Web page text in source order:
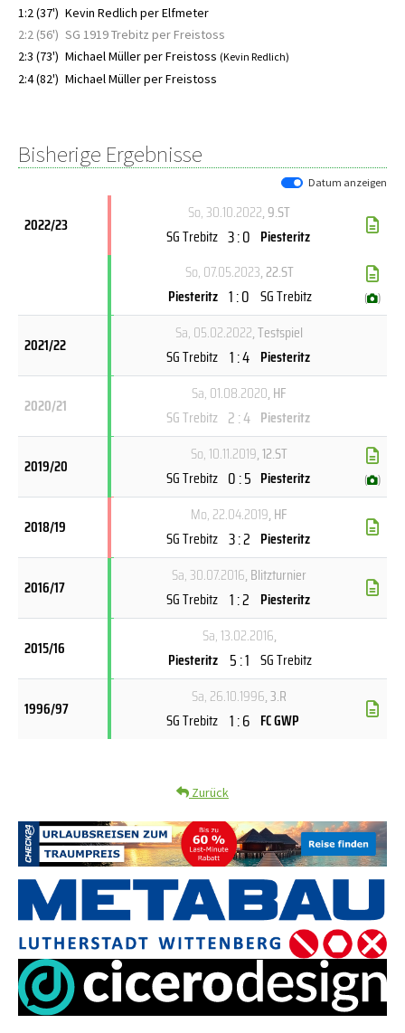
1:2 (37') Kevin Redlich per Elfmeter
2:2 (56') SG 1919 Trebitz per Freistoss
2:3 (73') Michael Müller per Freistoss (Kevin Redlich)
2:4 (82') Michael Müller per Freistoss
Bisherige Ergebnisse
Datum anzeigen
2022/23
So, 30.10.2022, 9.ST
SG Trebitz 3 : 0 Piesteritz
So, 07.05.2023, 22.ST
Piesteritz 1 : 0 SG Trebitz ( )
2021/22
Sa, 05.02.2022, Testspiel
SG Trebitz 1 : 4 Piesteritz
2020/21
Sa, 01.08.2020, HF
SG Trebitz 2 : 4 Piesteritz
2019/20
So, 10.11.2019, 12.ST
SG Trebitz 0 : 5 Piesteritz ( )
2018/19
Mo, 22.04.2019, HF
SG Trebitz 3 : 2 Piesteritz
2016/17
Sa, 30.07.2016, Blitzturnier
SG Trebitz 1 : 2 Piesteritz
2015/16
Sa, 13.02.2016,
Piesteritz 5 : 1 SG Trebitz
1996/97
Sa, 26.10.1996, 3.R
SG Trebitz 1 : 6 FC GWP
Zurück